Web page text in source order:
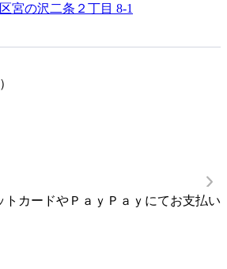
宮の沢二条２丁目 8-1
カードやＰａｙＰａｙにてお支払い